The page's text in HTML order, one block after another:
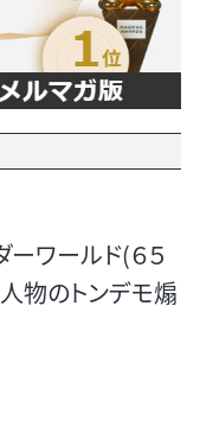
ワールド(６５
物のトンデモ煽